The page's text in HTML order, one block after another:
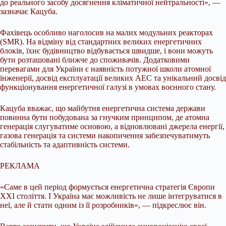
до реального засобу досягнення кліматичної нейтральності», —
зазначає Кацуба.
Фахівець особливо наголосив на малих модульних реакторах
(SMR). На відміну від стандартних великих енергетичних
блоків, їхнє будівництво відбувається швидше, і вони можуть
бути розташовані ближче до споживачів. Додатковими
перевагами для України є наявність потужної школи атомної
інженерії, досвід експлуатації великих АЕС та унікальний досвід
функціонування енергетичної галузі в умовах воєнного стану.
Кацуба вважає, що майбутня енергетична система держави
повинна бути побудована за гнучким принципом, де атомна
генерація слугуватиме основою, а відновлювані джерела енергії,
газова генерація та системи накопичення забезпечуватимуть
стабільність та адаптивність системи.
РЕКЛАМА
«Саме в цей період формується енергетична стратегія Європи
XXI століття. І Україна має можливість не лише інтегруватися в
неї, але й стати одним із її розробників», — підкреслює він.